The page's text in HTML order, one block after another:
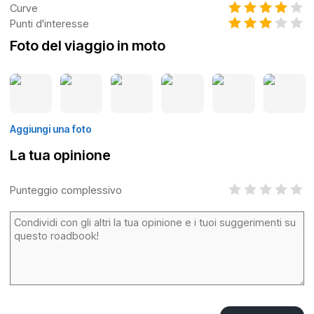
Curve
Punti d'interesse
Foto del viaggio in moto
Aggiungi una foto
La tua opinione
Punteggio complessivo